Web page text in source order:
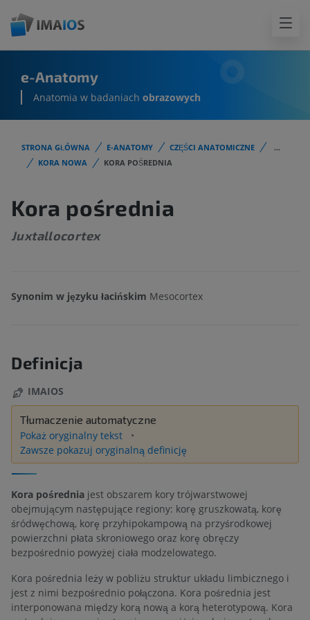
e-Anatomy
Anatomia w badaniach obrazowych
STRONA GŁÓWNA E-ANATOMY CZĘŚCI ANATOMICZNE
...
KORA NOWA
KORA POŚREDNIA
Kora pośrednia
Juxtallocortex
Synonim w języku łacińskim Mesocortex
Definicja
IMAIOS
Tłumaczenie automatyczne
Pokaż oryginalny tekst
Zawsze pokazuj oryginalną definicję
Kora pośrednia jest obszarem kory trójwarstwowej
obejmującym następujące regiony: korę gruszkowatą, korę
śródwęchową, korę przyhipokampową na przyśrodkowej
powierzchni płata skroniowego oraz korę obręczy
bezpośrednio powyżej ciała modzelowatego.
Kora pośrednia leży w pobliżu struktur układu limbicznego i
jest z nimi bezpośrednio połączona. Kora pośrednia jest
interponowana między korą nową a korą heterotypową. Kora